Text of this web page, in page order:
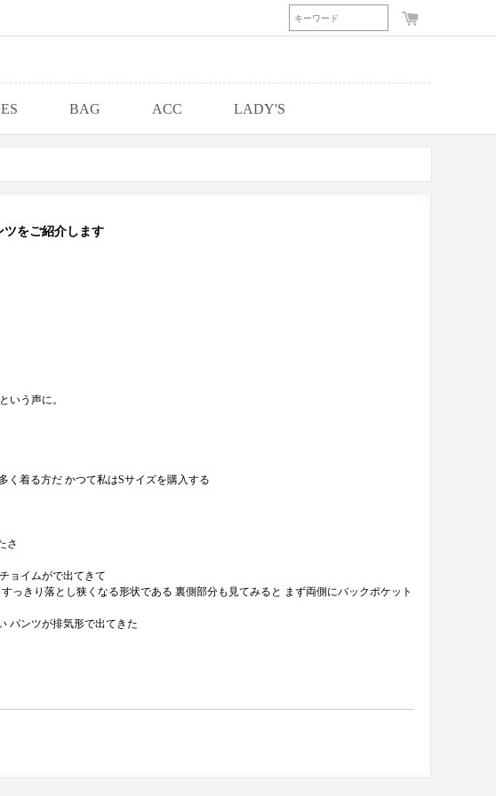
BAG ACC LADY'S
ツをご紹介します
いう声に。
く着る方だ かつて私はSサイズを購入する
さ
ョイムがで出てきて
きり落とし狭くなる形状である 裏側部分も見てみると まず両側にバックポケット
パンツが排気形で出てきた